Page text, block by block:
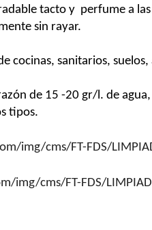
tacto y perfume a
sin rayar.
cocinas, sanitarios,
de 15 -20 gr/l. de
tipos.
img/cms/FT-FDS/
img/cms/FT-FDS/